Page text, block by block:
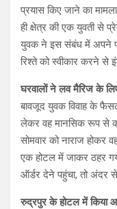
प्रयास किए जाने का
ही क्षेत्र की एक युवती से
युवक ने इस संबंध में अपने
रिश्ते को स्वीकार करने से
घरवालों ने लव मैरिज के
बावजूद युवक विवाह के
लेकर वह मानसिक रूप से
सोमवार को नाराज होकर
एक होटल में जाकर ठहर
ऑर्डर देने पहुंचा, तो अंदर से
रुद्रपुर के होटल में किया